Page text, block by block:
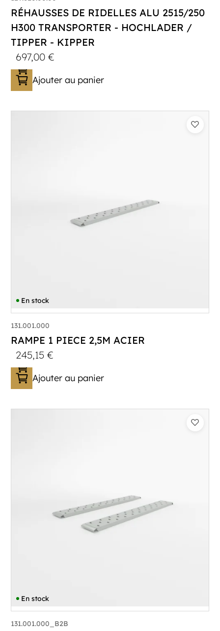
RÉHAUSSES DE RIDELLES ALU 2515/250
H300 TRANSPORTER - HOCHLADER /
TIPPER - KIPPER
697,00€
Ajouter au panier
En stock
131.001.000
RAMPE 1 PIECE 2,5M ACIER
245,15€
Ajouter au panier
En stock
131.001.000_B2B